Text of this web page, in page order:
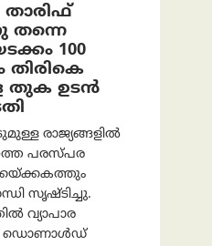
താരിഫ്
തന്നെ
100
തുക ഉടന്‍
രാജ്യങ്ങളിൽ
പരസ്പര
സൃഷ്ടിച്ചു.
വ്യാപാര
ഡൊണാൾഡ്